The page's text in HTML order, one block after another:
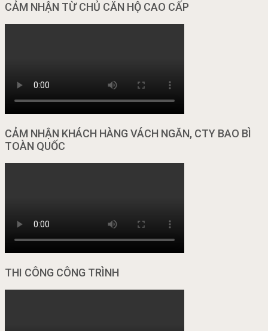
CẢM NHẬN TỪ CHỦ CĂN HỘ CAO CẤP
CẢM NHẬN KHÁCH HÀNG VÁCH NGĂN, CTY BAO BÌ
TOÀN QUỐC
THI CÔNG CÔNG TRÌNH